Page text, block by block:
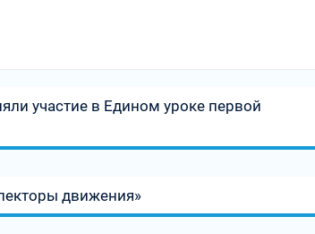
участие в Едином уроке первой
движения»